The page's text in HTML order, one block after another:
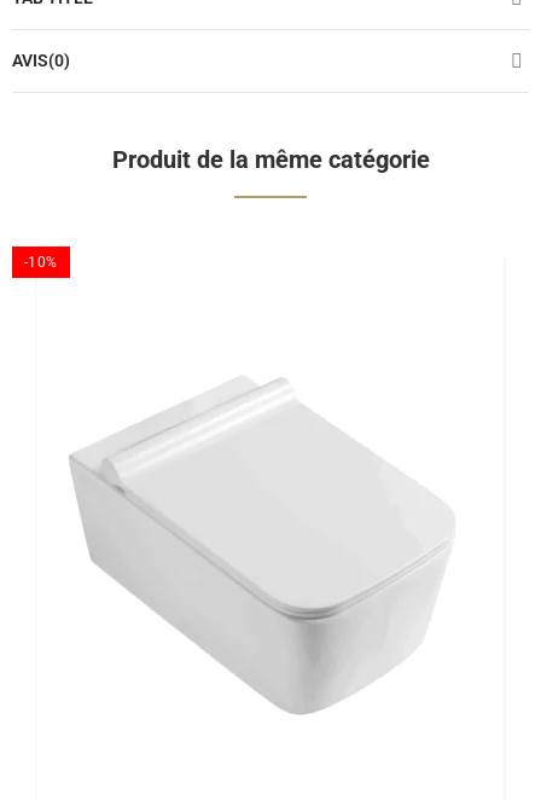
AVIS(0)
Produit de la même catégorie
-10%